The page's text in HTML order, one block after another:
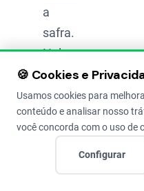
a
safra.
Nela,
o
fungo
se
multiplica
rapidamente,
produzindo
🍪 Cookies e
Usamos cookies para
conteúdo e analisar nosso
você concorda com o uso de
Configurar